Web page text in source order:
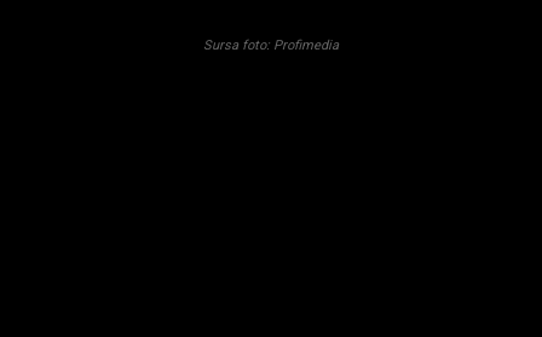
Sursa foto: Profimedia